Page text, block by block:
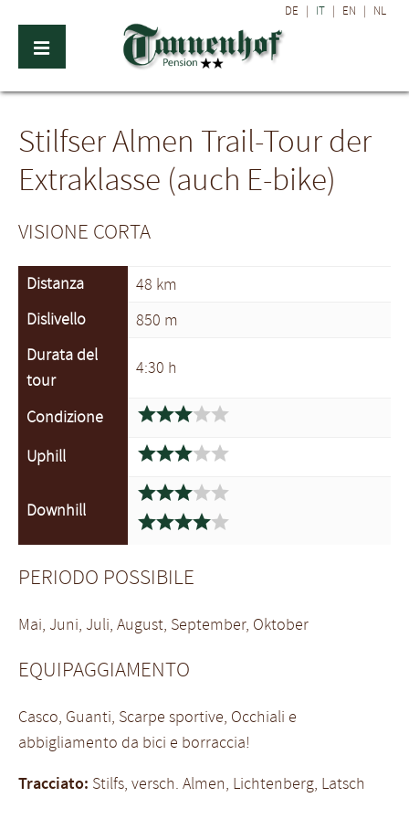
DE | IT | EN | NL
Stilfser Almen Trail-Tour der
Extraklasse (auch E-bike)
VISIONE CORTA
Distanza
48 km
Dislivello
850 m
Durata del
tour
4:30 h
Condizione 
Uphill 
Downhill


PERIODO POSSIBILE
Mai, Juni, Juli, August, September, Oktober
EQUIPAGGIAMENTO
Casco, Guanti, Scarpe sportive, Occhiali e
abbigliamento da bici e borraccia!
Tracciato: Stilfs, versch. Almen, Lichtenberg, Latsch